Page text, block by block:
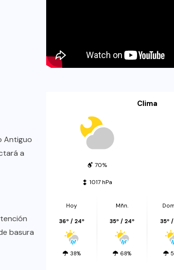
Antiguo
a
basura
Clima
70%
1017 hPa
Hoy
36º / 24º
38%
Mñn.
35º / 24º
68%
35º